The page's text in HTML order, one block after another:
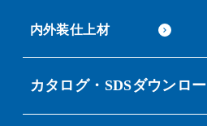
内外装仕上材
カタログ・SDSダウンロ